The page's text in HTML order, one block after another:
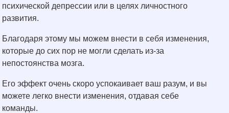
психической депрессии или в целях личностного
развития.
Благодаря этому мы можем внести в себя изменения,
которые до сих пор не могли сделать из-за
непостоянства мозга.
Его эффект очень скоро успокаивает ваш разум, и вы
можете легко внести изменения, отдавая себе
команды.